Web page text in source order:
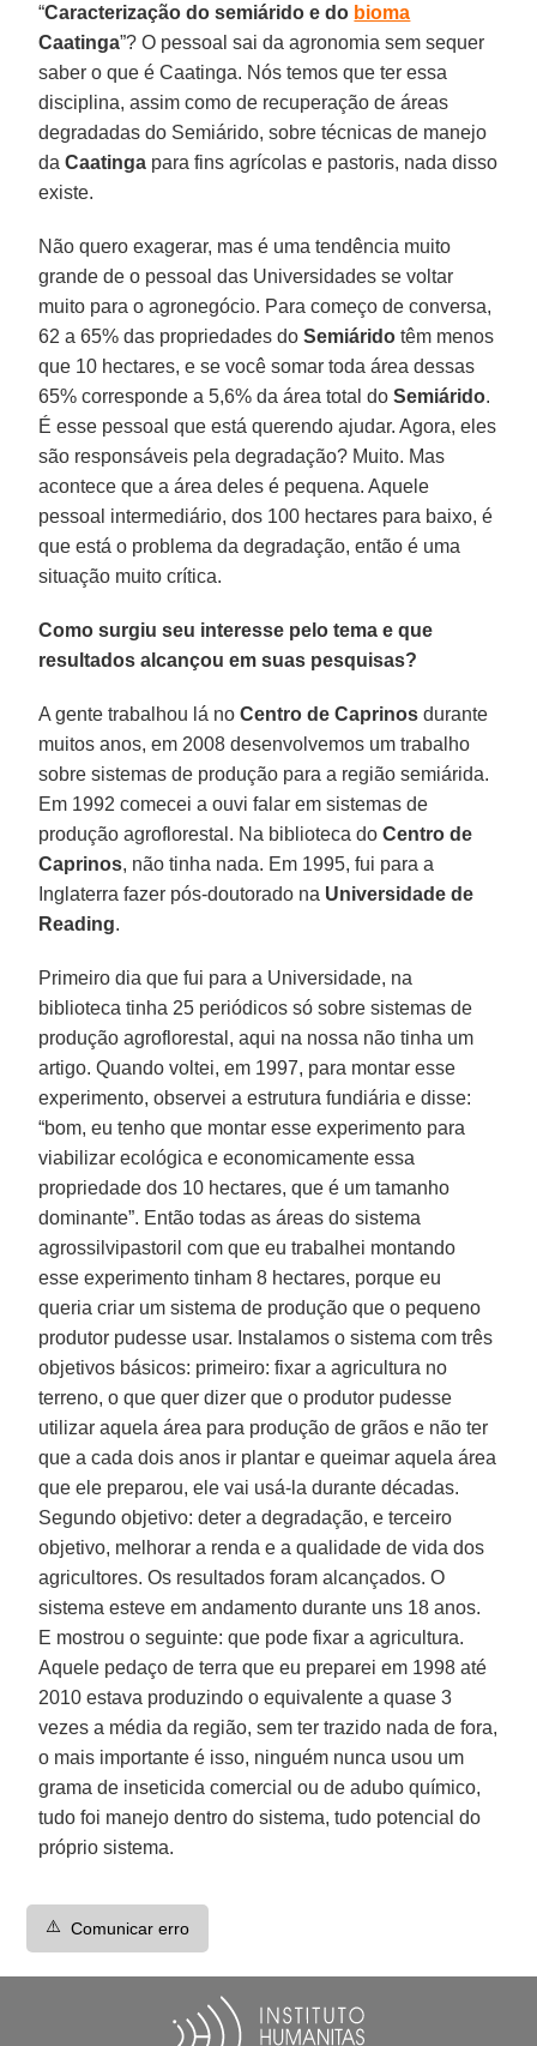
“Caracterização do semiárido e do bioma
Caatinga”? O pessoal sai da agronomia sem sequer
saber o que é Caatinga. Nós temos que ter essa
disciplina, assim como de recuperação de áreas
degradadas do Semiárido, sobre técnicas de manejo
daCaatinga para fins agrícolas e pastoris, nada disso
existe.
Não quero exagerar, mas é uma tendência muito
grande de o pessoal das Universidades se voltar
muito para o agronegócio. Para começo de conversa,
62 a 65% das propriedades doSemiárido têm menos
que 10 hectares, e se você somar toda área dessas
65% corresponde a 5,6% da área total doSemiárido.
É esse pessoal que está querendo ajudar. Agora, eles
são responsáveis pela degradação? Muito. Mas
acontece que a área deles é pequena. Aquele
pessoal intermediário, dos 100 hectares para baixo, é
que está o problema da degradação, então é uma
situação muito crítica.
Como surgiu seu interesse pelo tema e que
resultados alcançou em suas pesquisas?
A gente trabalhou lá noCentro de Caprinos durante
muitos anos, em 2008 desenvolvemos um trabalho
sobre sistemas de produção para a região semiárida.
Em 1992 comecei a ouvi falar em sistemas de
produção agroflorestal. Na biblioteca doCentro de
Caprinos, não tinha nada. Em 1995, fui para a
Inglaterra fazer pós-doutorado na Universidade de
Reading.
Primeiro dia que fui para a Universidade, na
biblioteca tinha 25 periódicos só sobre sistemas de
produção agroflorestal, aqui na nossa não tinha um
artigo. Quando voltei, em 1997, para montar esse
experimento, observei a estrutura fundiária e disse:
“bom, eu tenho que montar esse experimento para
viabilizar ecológica e economicamente essa
propriedade dos 10 hectares, que é um tamanho
dominante”. Então todas as áreas do sistema
agrossilvipastoril com que eu trabalhei montando
esse experimento tinham 8 hectares, porque eu
queria criar um sistema de produção que o pequeno
produtor pudesse usar. Instalamos o sistema com três
objetivos básicos: primeiro: fixar a agricultura no
terreno, o que quer dizer que o produtor pudesse
utilizar aquela área para produção de grãos e não ter
que a cada dois anos ir plantar e queimar aquela área
que ele preparou, ele vai usá-la durante décadas.
Segundo objetivo: deter a degradação, e terceiro
objetivo, melhorar a renda e a qualidade de vida dos
agricultores. Os resultados foram alcançados. O
sistema esteve em andamento durante uns 18 anos.
E mostrou o seguinte: que pode fixar a agricultura.
Aquele pedaço de terra que eu preparei em 1998 até
2010 estava produzindo o equivalente a quase 3
vezes a média da região, sem ter trazido nada de fora,
o mais importante é isso, ninguém nunca usou um
grama de inseticida comercial ou de adubo químico,
tudo foi manejo dentro do sistema, tudo potencial do
próprio sistema.
⚠️ Comunicar erro